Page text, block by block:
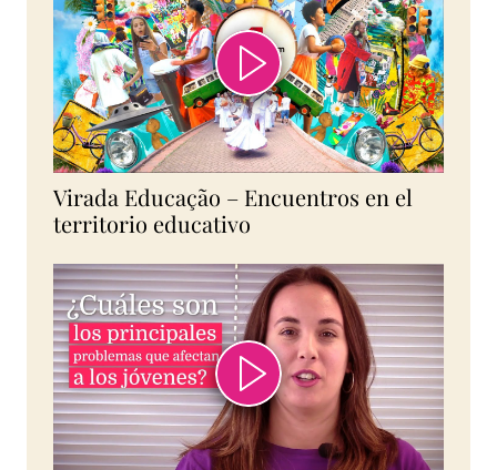
Virada Educação – Encuentros en el
territorio educativo